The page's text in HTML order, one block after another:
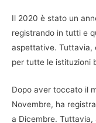
Il 2020 è stato un
registrando in tutti e
aspettative. Tuttavia,
per tutte le istituzioni
Dopo aver toccato il
Novembre, ha
a Dicembre. Tuttavia,